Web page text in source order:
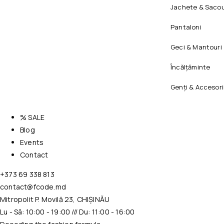
Jachete &
Pantaloni
Geci & Mantouri
Încălțăminte
Genți &
% SALE
Blog
Events
Contact
+373 69 338 813
contact@fcode.md
Mitropolit P. Movilă 23, CHIȘINĂU
Lu - Sâ: 10:00 - 19:00 /// Du: 11:00 - 16:00